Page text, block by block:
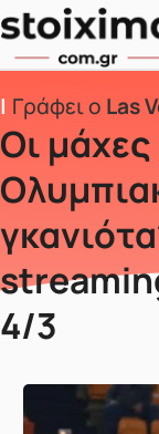
Skip to main
Γράφει ο Las
Οι
4/3